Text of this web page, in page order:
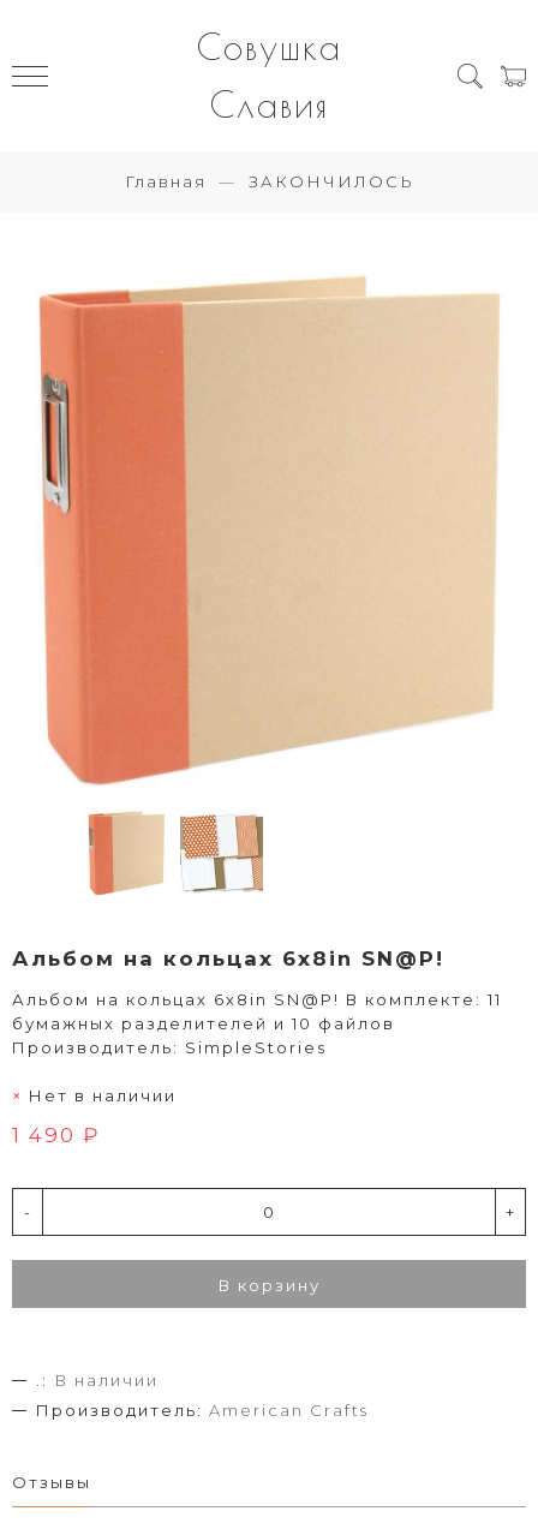
Совушка
Славия
Главная ЗАКОНЧИЛОСЬ
Альбом на кольцах 6х8in SN@P!
Альбом на кольцах 6х8in SN@P! В комплекте: 11
бумажных разделителей и 10 файлов
Производитель: SimpleStories
Нет в наличии
1 490 ₽
- +
В корзину
.:
В наличии
Производитель: American Crafts
Отзывы